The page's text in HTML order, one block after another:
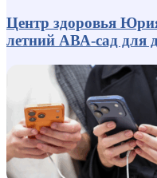
Центр здоровья
летний АВА-сад для